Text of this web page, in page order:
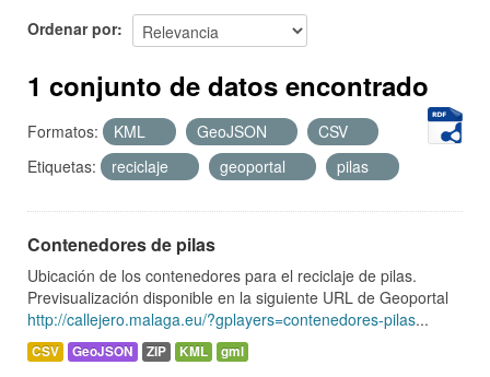
Acerca de
Ordenar por
1 conjunto de datos encontrado
Formatos: KML GeoJSON
CSV
Etiquetas:
reciclaje geoportal pilas
Contenedores de pilas
Ubicación de los contenedores para el reciclaje de pilas.
Previsualización disponible en la siguiente URL de Geoportal
http://callejero.malaga.eu/?gplayers=contenedores-pilas...
CSV GeoJSON ZIP KML gml